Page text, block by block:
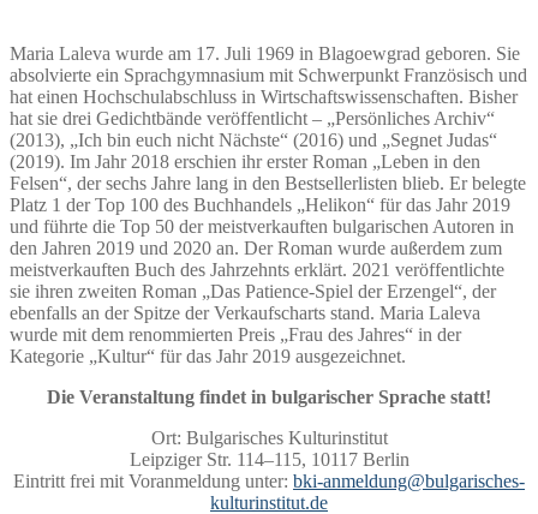
Maria Laleva wurde am 17. Juli 1969 in Blagoewgrad geboren. Sie
absolvierte ein Sprachgymnasium mit Schwerpunkt Französisch und
hat einen Hochschulabschluss in Wirtschaftswissenschaften. Bisher
hat sie drei Gedichtbände veröffentlicht – „Persönliches Archiv“
(2013), „Ich bin euch nicht Nächste“ (2016) und „Segnet Judas“
(2019). Im Jahr 2018 erschien ihr erster Roman „Leben in den
Felsen“, der sechs Jahre lang in den Bestsellerlisten blieb. Er belegte
Platz 1 der Top 100 des Buchhandels „Helikon“ für das Jahr 2019
und führte die Top 50 der meistverkauften bulgarischen Autoren in
den Jahren 2019 und 2020 an. Der Roman wurde außerdem zum
meistverkauften Buch des Jahrzehnts erklärt. 2021 veröffentlichte
sie ihren zweiten Roman „Das Patience-Spiel der Erzengel“, der
ebenfalls an der Spitze der Verkaufscharts stand. Maria Laleva
wurde mit dem renommierten Preis „Frau des Jahres“ in der
Kategorie „Kultur“ für das Jahr 2019 ausgezeichnet.
Die Veranstaltung findet in bulgarischer Sprache statt!
Ort: Bulgarisches Kulturinstitut
Leipziger Str. 114–115, 10117 Berlin
Eintritt frei mit Voranmeldung unter: bki-anmeldung@bulgarisches-
kulturinstitut.de